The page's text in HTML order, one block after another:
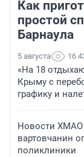
Как
простой
Барнаула
5 августа 16
«На 18
Крыму с
графику и
Новости ХМАО
вартовчанин
поликлиники